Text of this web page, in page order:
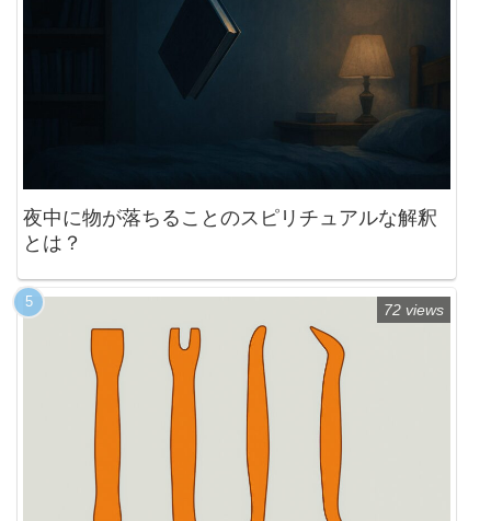
夜中に物が落ちることのスピリチュアルな解釈
とは？
72 views